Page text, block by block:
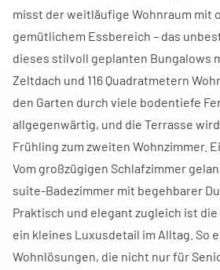
misst der weitläufige Wohnraum mit
gemütlichem Essbereich – das
dieses stilvoll geplanten Bungalows
Zeltdach und 116 Quadratmetern
den Garten durch viele bodentiefe
allgegenwärtig, und die Terrasse
Frühling zum zweiten Wohnzimmer.
Vom großzügigen Schlafzimmer
suite-Badezimmer mit begehbarer
Praktisch und elegant zugleich ist
ein kleines Luxusdetail im Alltag. So
Wohnlösungen, die nicht nur für